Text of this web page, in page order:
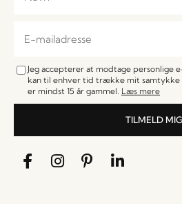
Jeg accepterer at modtage personlige
kan til enhver tid trække mit
er mindst 15 år gammel. Læs mere
TILMELD MIG